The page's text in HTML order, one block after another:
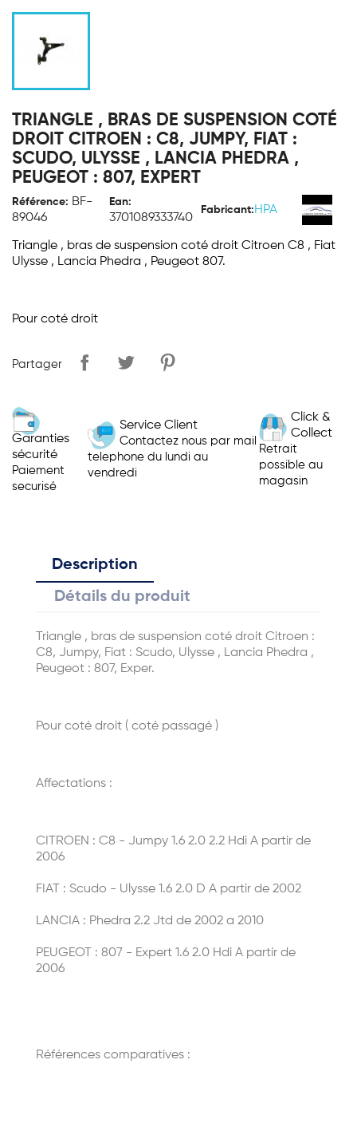
TRIANGLE , BRAS DE SUSPENSION COTÉ
DROIT CITROEN : C8, JUMPY, FIAT :
SCUDO, ULYSSE , LANCIA PHEDRA ,
PEUGEOT : 807, EXPERT
Référence: BF-
89046
Ean:
3701089333740
Fabricant: HPA
Triangle , bras de suspension coté droit Citroen C8 , Fiat
Ulysse , Lancia Phedra , Peugeot 807.
Pour coté droit
Partager
Garanties
sécurité
Paiement
securisé
Service Client
Contactez nous par mail
telephone du lundi au
vendredi
Click &
Collect
Retrait
possible au
magasin
Description
Détails du produit
Triangle , bras de suspension coté droit Citroen :
C8, Jumpy, Fiat : Scudo, Ulysse , Lancia Phedra ,
Peugeot : 807, Exper.
Pour coté droit ( coté passagé )
Affectations :
CITROEN : C8 - Jumpy 1.6 2.0 2.2 Hdi A partir de
2006
FIAT : Scudo - Ulysse 1.6 2.0 D A partir de 2002
LANCIA : Phedra 2.2 Jtd de 2002 a 2010
PEUGEOT : 807 - Expert 1.6 2.0 Hdi A partir de
2006
Références comparatives :